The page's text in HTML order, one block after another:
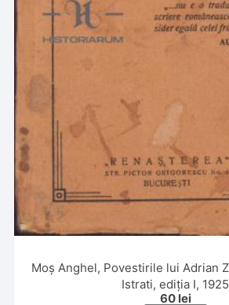
Moș Anghel, Povestirile lui Adrian
Istrati, ediția I, 1925
60 lei